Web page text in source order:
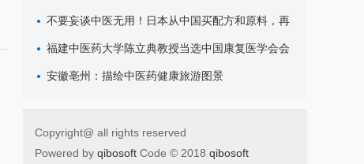
不要妄谈中医无用！日本从中国买配方和原料，再
销往世界各地
福建中医药大学陈立典教授当选中国康复医学会会
长
安徽亳州：描绘中医药健康旅游图景
Copyright@ all rights reserved
Powered by qibosoft Code © 2018 qibosoft